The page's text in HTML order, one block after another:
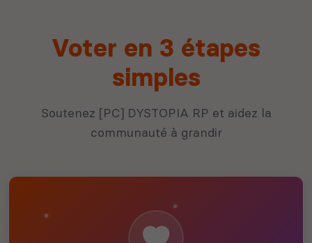
Voter en 3 étapes
simples
Soutenez [PC] DYSTOPIA RP et aidez la
communauté à grandir